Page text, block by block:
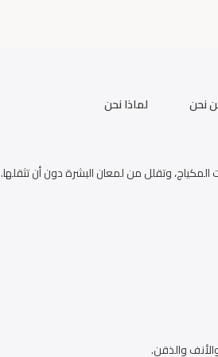
نحن لماذا نحن
المكياج، وتقلل من لمعان البشرة دون أن تثقلها.
والذقن.